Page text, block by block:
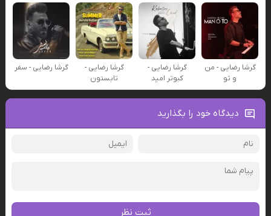
گرشا رضایی - من
و تو
گرشا رضایی -
کبوتر امید
گرشا رضایی -
تابستون
گرشا رضایی - سفر
دیدگاه خود را بگذارید
ثبت نظر